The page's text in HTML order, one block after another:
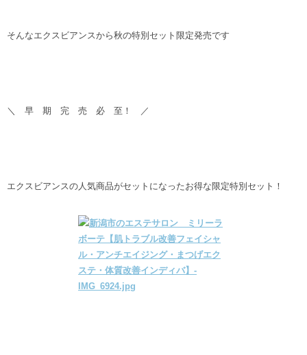
そんなエクスビアンスから秋の特別セット限定発売です
＼ 早 期 完 売 必 至！ ／
エクスビアンスの人気商品がセットになったお得な限定特別セット！